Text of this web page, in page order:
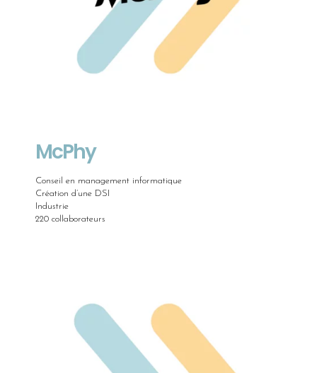
McPhy
Conseil en management informatique
Création d’une DSI
Industrie
220 collaborateurs